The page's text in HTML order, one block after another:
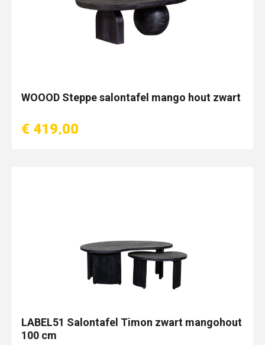
WOOOD Steppe salontafel mango hout zwart
€ 419,00
LABEL51 Salontafel Timon zwart mangohout
100 cm